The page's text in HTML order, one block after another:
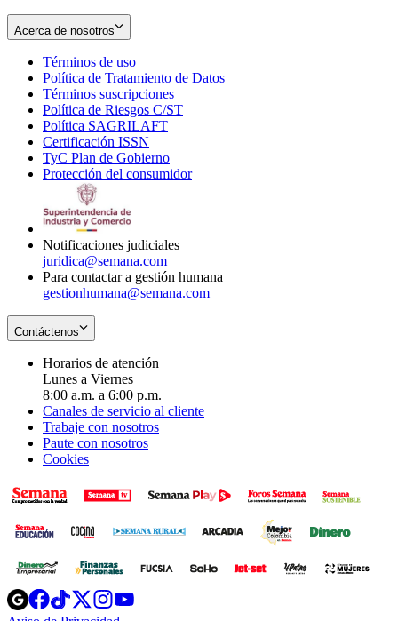
Acerca de nosotros
Términos de uso
in
new
window
Política de Tratamiento de Datos
Términos suscripciones
in
Política de Riesgos C/ST
Política SAGRILAFT
new
window
Certificación ISSN
in
new
TyC Plan de Gobierno
in
Protección del consumidorOpens
Notificaciones judiciales
juridica@semana.com
Para contactar a gestión humana
gestionhumana@semana.com
Contáctenos
Horarios de atención
Lunes a Viernes
8:00 a.m. a 6:00 p.m.
Canales de servicio al cliente
Trabaje con nosotros
Paute con nosotros
Cookies
Opens
in
Opens
in
Opens
in
Opens